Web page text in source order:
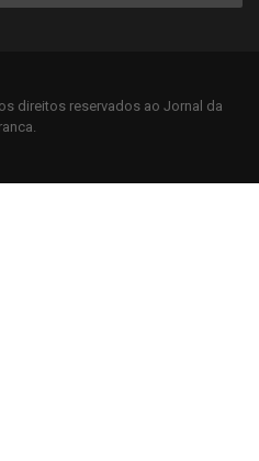
direitos reservados ao Jornal da